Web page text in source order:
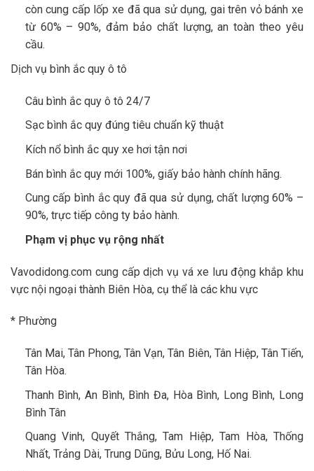
còn cung cấp lốp xe đã qua sử dụng, gai trên vỏ bánh xe
từ 60% – 90%, đảm bảo chất lượng, an toàn theo yêu
cầu.
Dịch vụ bình ắc quy ô tô
Câu bình ắc quy ô tô 24/7
Sạc bình ắc quy đúng tiêu chuẩn kỹ thuật
Kích nổ bình ắc quy xe hơi tận nơi
Bán bình ắc quy mới 100%, giấy bảo hành chính hãng.
Cung cấp bình ắc quy đã qua sử dụng, chất lượng 60% –
90%, trực tiếp công ty bảo hành.
Phạm vị phục vụ rộng nhất
Vavodidong.com cung cấp dịch vụ vá xe lưu động khắp khu
vực nội ngoại thành Biên Hòa, cụ thể là các khu vực
* Phường
Tân Mai, Tân Phong, Tân Vạn, Tân Biên, Tân Hiệp, Tân Tiến,
Tân Hòa.
Thanh Bình, An Bình, Bình Đa, Hòa Bình, Long Bình, Long
Bình Tân
Quang Vinh, Quyết Thắng, Tam Hiệp, Tam Hòa, Thống
Nhất, Trảng Dài, Trung Dũng, Bửu Long, Hố Nai.